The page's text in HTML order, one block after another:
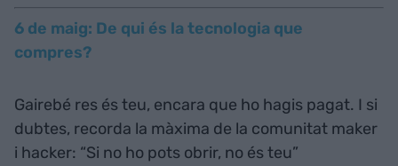
6 de maig: De qui és la tecnologia que
compres?
Gairebé res és teu, encara que ho hagis pagat. I si
dubtes, recorda la màxima de la comunitat maker
i hacker: “Si no ho pots obrir, no és teu”